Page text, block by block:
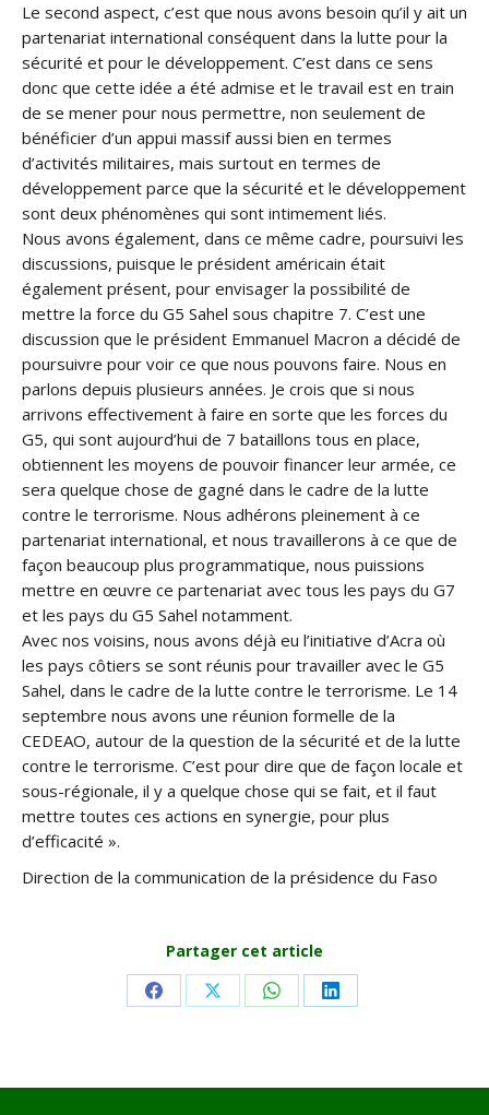
Le second aspect, c’est que nous avons besoin qu’il y ait un
partenariat international conséquent dans la lutte pour la
sécurité et pour le développement. C’est dans ce sens
donc que cette idée a été admise et le travail est en train
de se mener pour nous permettre, non seulement de
bénéficier d’un appui massif aussi bien en termes
d’activités militaires, mais surtout en termes de
développement parce que la sécurité et le développement
sont deux phénomènes qui sont intimement liés.
Nous avons également, dans ce même cadre, poursuivi les
discussions, puisque le président américain était
également présent, pour envisager la possibilité de
mettre la force du G5 Sahel sous chapitre 7. C’est une
discussion que le président Emmanuel Macron a décidé de
poursuivre pour voir ce que nous pouvons faire. Nous en
parlons depuis plusieurs années. Je crois que si nous
arrivons effectivement à faire en sorte que les forces du
G5, qui sont aujourd’hui de 7 bataillons tous en place,
obtiennent les moyens de pouvoir financer leur armée, ce
sera quelque chose de gagné dans le cadre de la lutte
contre le terrorisme. Nous adhérons pleinement à ce
partenariat international, et nous travaillerons à ce que de
façon beaucoup plus programmatique, nous puissions
mettre en œuvre ce partenariat avec tous les pays du G7
et les pays du G5 Sahel notamment.
Avec nos voisins, nous avons déjà eu l’initiative d’Acra où
les pays côtiers se sont réunis pour travailler avec le G5
Sahel, dans le cadre de la lutte contre le terrorisme. Le 14
septembre nous avons une réunion formelle de la
CEDEAO, autour de la question de la sécurité et de la lutte
contre le terrorisme. C’est pour dire que de façon locale et
sous-régionale, il y a quelque chose qui se fait, et il faut
mettre toutes ces actions en synergie, pour plus
d’efficacité ».
Direction de la communication de la présidence du Faso
Partager cet article
Share Share Share Share